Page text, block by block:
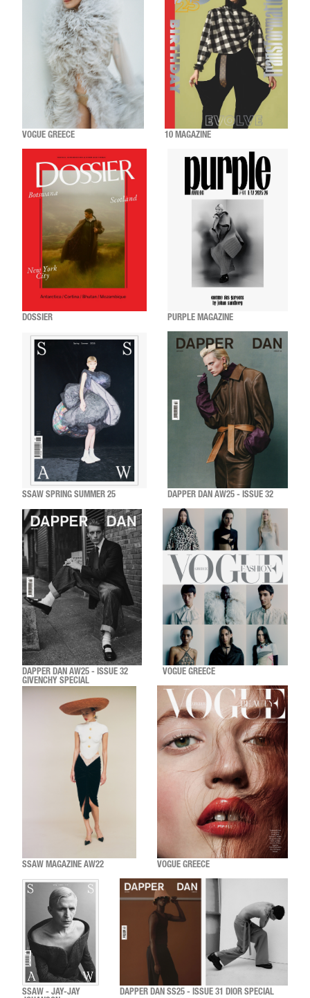
VOGUE GREECE 10 MAGAZINE
DOSSIER PURPLE MAGAZINE
SSAW SPRING SUMMER 25 DAPPER DAN AW25 - ISSUE 32
DAPPER DAN AW25 - ISSUE 32
GIVENCHY SPECIAL
VOGUE GREECE
SSAW MAGAZINE AW22 VOGUE GREECE
SSAW - JAY-JAY
DAPPER DAN SS25 - ISSUE 31 DIOR SPECIAL